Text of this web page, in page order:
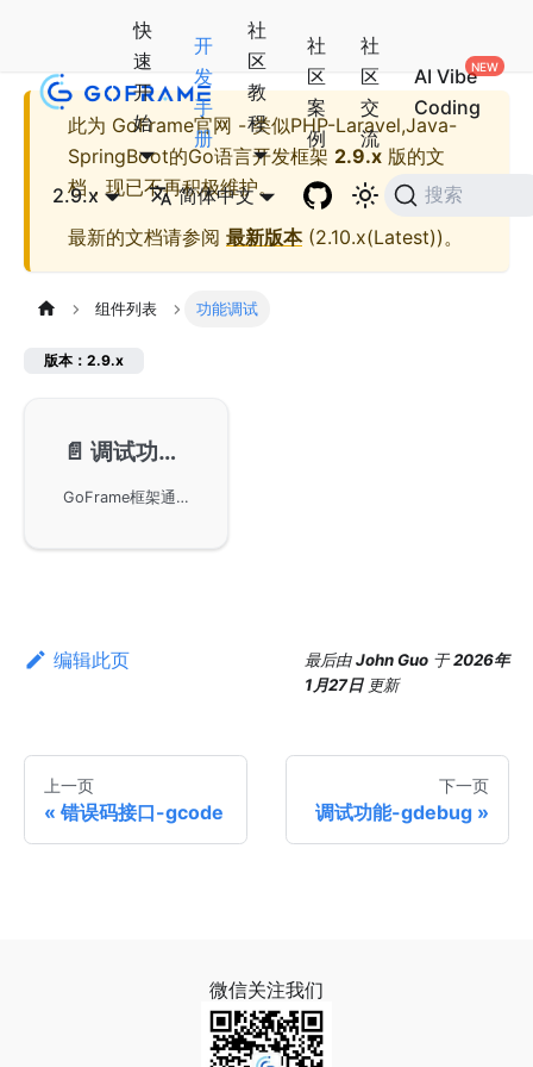
快
速
开
始
开
发
手
册
社
区
教
程
社
区
案
例
社
区
交
流
AI Vibe
Coding
2.9.x 简体中文 搜索
此为 GoFrame官网 - 类似PHP-Laravel,Java-
SpringBoot的Go语言开发框架 2.9.x 版的文
档，现已不再积极维护。
最新的文档请参阅 最新版本(2.10.x(Latest))。
组件列表 功能调试
版本：2.9.x
📄️ 调试功能-gdebug
GoFrame框架通过gdebug组件提供了丰富的调试功能，适用于开发环境中堆栈和调用链的分析。虽然调试方法与性能效率相关性不强，但可以帮助开发者更好地了解代码执行路径和调用信息。
编辑此页 最后由John Guo 于2026年
1月27日 更新
上一页
错误码接口-gcode
下一页
调试功能-gdebug
微信关注我们